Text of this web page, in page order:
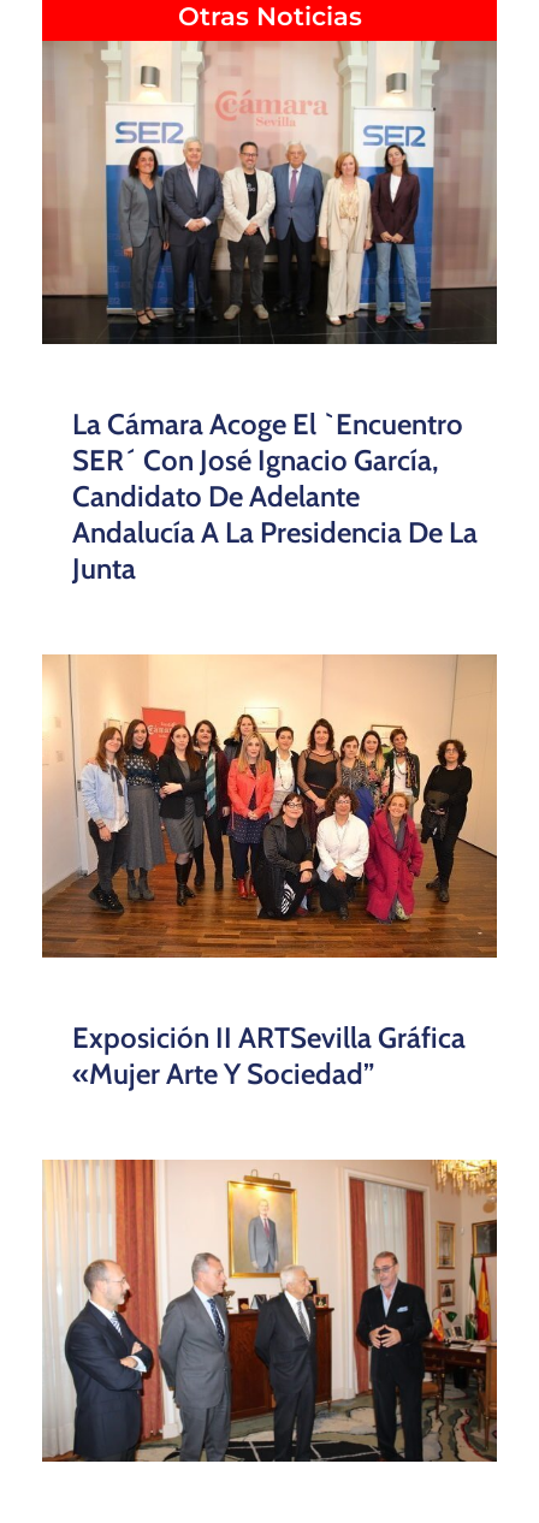
Otras Noticias
La Cámara Acoge El `Encuentro
SER´ Con José Ignacio García,
Candidato De Adelante
Andalucía A La Presidencia De La
Junta
Exposición II ARTSevilla Gráfica
«Mujer Arte Y Sociedad”